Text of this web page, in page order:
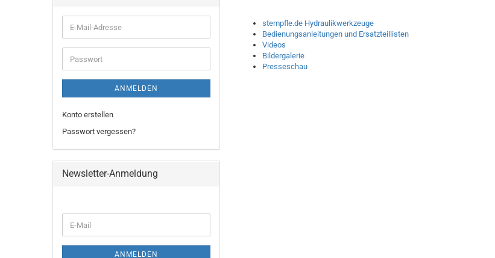
stempfle.de Hydraulikwerkzeuge
Bedienungsanleitungen und Ersatzteillisten
Videos
Bildergalerie
Presseschau
E-
Mail-
Adresse
Passwort
ANMELDEN
Konto erstellen
Passwort vergessen?
Newsletter-Anmeldung
ZUR
E-
Mail
ANMELDEN